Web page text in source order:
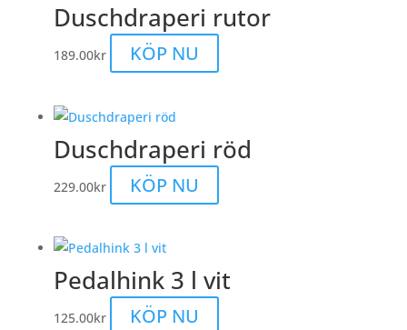
Duschdraperi rutor
189.00kr KÖP NU
Duschdraperi röd
229.00kr KÖP NU
Pedalhink 3 l vit
125.00kr KÖP NU